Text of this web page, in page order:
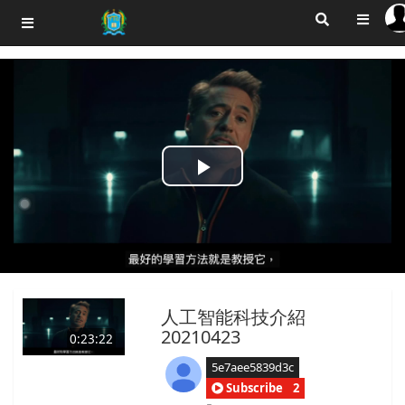
Play
Video
0:23:22
人工智能科技介紹
20210423
5e7aee5839d3c
Subscribe
2